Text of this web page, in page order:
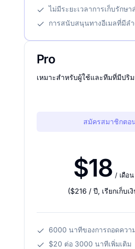
ไม่มีระยะเวลาการเก็บรักษ
การสนับสนุนทางอีเมลที่มีล
Pro
เหมาะสำหรับผู้ใช้และทีมที่มีปริ
สมัครสมาชิกตอ
$18 / เดือน
($216 / ปี, เรียกเก็บเ
6000 นาทีของการถอดควา
$20 ต่อ 3000 นาทีเพิ่มเติม